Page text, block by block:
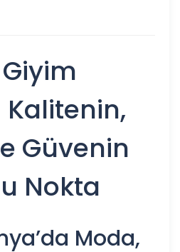
Güvenin
Nokta
Moda,